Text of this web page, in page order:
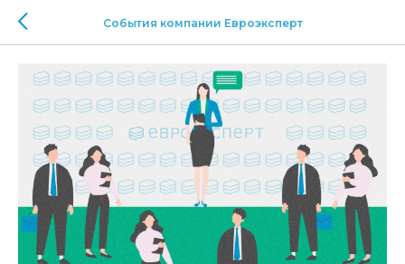
События компании Евроэксперт